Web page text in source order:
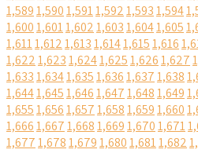
1,5891,5901,5911,5921,5931,594
1,6001,6011,6021,6031,6041,605
1,6111,6121,6131,6141,6151,616
1,6221,6231,6241,6251,6261,627
1,6331,6341,6351,6361,6371,638
1,6441,6451,6461,6471,6481,649
1,6551,6561,6571,6581,6591,660
1,6661,6671,6681,6691,6701,671
1,6771,6781,6791,6801,6811,682